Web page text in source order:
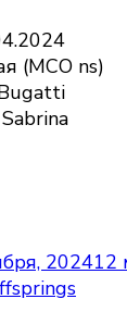
(MCO ns)
202412